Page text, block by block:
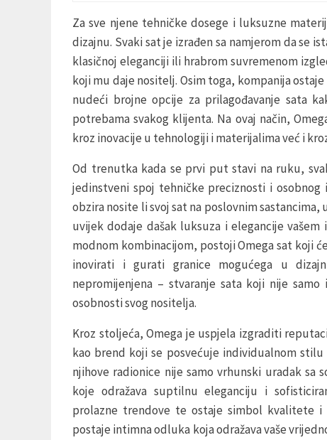
Za sve njene tehničke dosege i luksuzne
dizajnu. Svaki sat je izrađen sa namjerom da se
klasičnoj eleganciji ili hrabrom suvremenom
koji mu daje nositelj. Osim toga, kompanija
nudeći brojne opcije za prilagođavanje sata
potrebama svakog klijenta. Na ovaj način,
kroz inovacije u tehnologiji i materijalima već i
Od trenutka kada se prvi put stavi na ruku,
jedinstveni spoj tehničke preciznosti i
obzira nosite li svoj sat na poslovnim
uvijek dodaje dašak luksuza i elegancije
modnom kombinacijom, postoji Omega sat koji
inovirati i gurati granice mogućega u
nepromijenjena – stvaranje sata koji nije
osobnosti svog nositelja.
Kroz stoljeća, Omega je uspjela izgraditi
kao brend koji se posvećuje individualnom
njihove radionice nije samo vrhunski uradak
koje odražava suptilnu eleganciju i
prolazne trendove te ostaje simbol kvalitete i
postaje intimna odluka koja odražava vaše